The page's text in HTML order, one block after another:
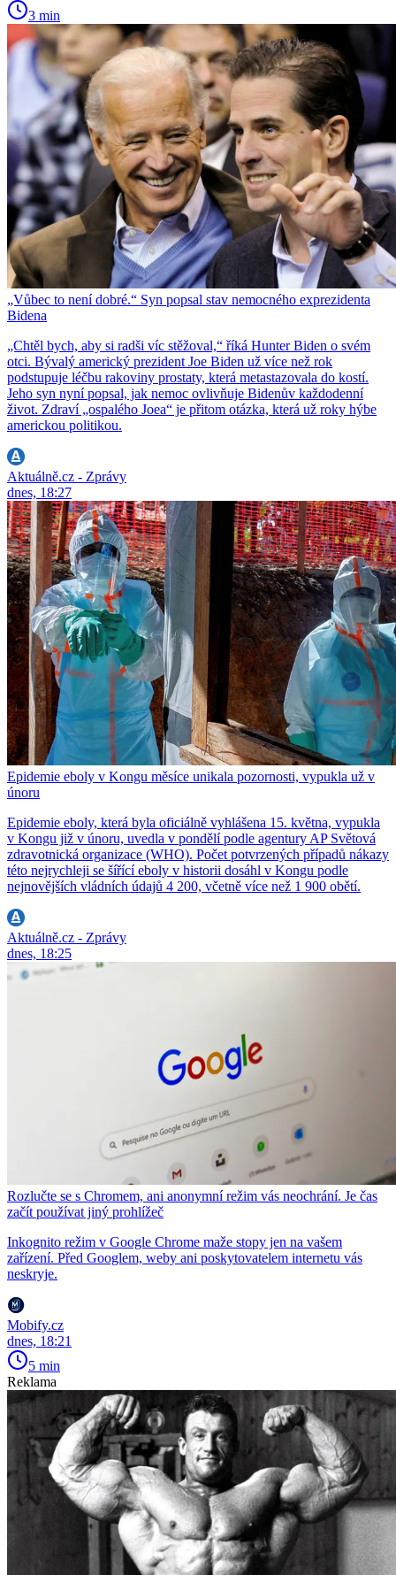
3 min
„Vůbec to není dobré.“ Syn popsal stav nemocného exprezidenta
Bidena
„Chtěl bych, aby si radši víc stěžoval,“ říká Hunter Biden o svém
otci. Bývalý americký prezident Joe Biden už více než rok
podstupuje léčbu rakoviny prostaty, která metastazovala do kostí.
Jeho syn nyní popsal, jak nemoc ovlivňuje Bidenův každodenní
život. Zdraví „ospalého Joea“ je přitom otázka, která už roky hýbe
americkou politikou.
Aktuálně.cz - Zprávy
dnes, 18:27
Epidemie eboly v Kongu měsíce unikala pozornosti, vypukla už v
únoru
Epidemie eboly, která byla oficiálně vyhlášena 15. května, vypukla
v Kongu již v únoru, uvedla v pondělí podle agentury AP Světová
zdravotnická organizace (WHO). Počet potvrzených případů nákazy
této nejrychleji se šířící eboly v historii dosáhl v Kongu podle
nejnovějších vládních údajů 4 200, včetně více než 1 900 obětí.
Aktuálně.cz - Zprávy
dnes, 18:25
Rozlučte se s Chromem, ani anonymní režim vás neochrání. Je čas
začít používat jiný prohlížeč
Inkognito režim v Google Chrome maže stopy jen na vašem
zařízení. Před Googlem, weby ani poskytovatelem internetu vás
neskryje.
Mobify.cz
dnes, 18:21
5 min
Reklama